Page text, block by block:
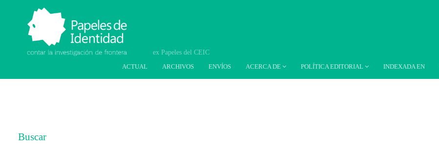
ACTUAL ARCHIVOS ENVÍOS ACERCA DE POLÍTICA EDITORIAL INDEXADA EN
Papeles de Identidad.
Contar la investigación
de frontera
Buscar